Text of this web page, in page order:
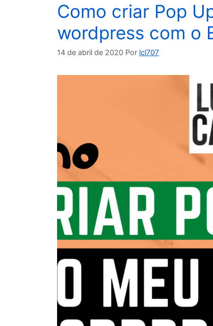
Como criar Pop
wordpress com o
14 de abril de 2020 Por lcl707